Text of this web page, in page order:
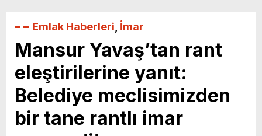
Emlak Haberleri İmar
Mansur Yavaş’tan rant
eleştirilerine yanıt:
Belediye meclisimizden
bir tane rantlı imar